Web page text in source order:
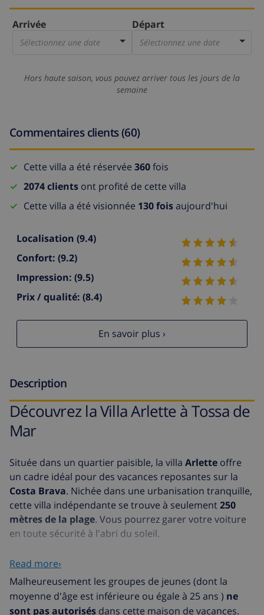
Arrivée
Sélectionnez une date
Départ
Sélectionnez une date
Hors haute saison, vous pouvez arriver tous les jours de la
semaine
Commentaires clients (60)
Cette villa a été réservée 360fois
2074 clients ont profité de cette villa
Cette villa a été visionnée 130 foisaujourd'hui
Localisation (9.4)
Confort: (9.2)
Impression: (9.5)
Prix / qualité: (8.4)
En savoir plus ›
Description
Découvrez la Villa Arlette à Tossa de
Mar
Située dans un quartier paisible, la villa Arlette offre
un cadre idéal pour des vacances reposantes sur la
Costa Brava. Nichée dans une urbanisation tranquille,
cette villa indépendante se trouve à seulement250
mètres de la plage. Vous pourrez garer votre voiture
en toute sécurité à l'abri du soleil.
La villa Arlette est perchée au-dessus du niveau de la
rue, avec une entrée accessible par un court escalier. À
l'intérieur, vous découvrirez un
salon moderne , une
cuisine ouverte , une salle à manger , ainsi quequatre
Read more›
Malheureusement les groupes de jeunes (dont la
moyenne d'âge est inférieure ou égale à 25 ans ) ne
sont pas autorisés dans cette maison de vacances.